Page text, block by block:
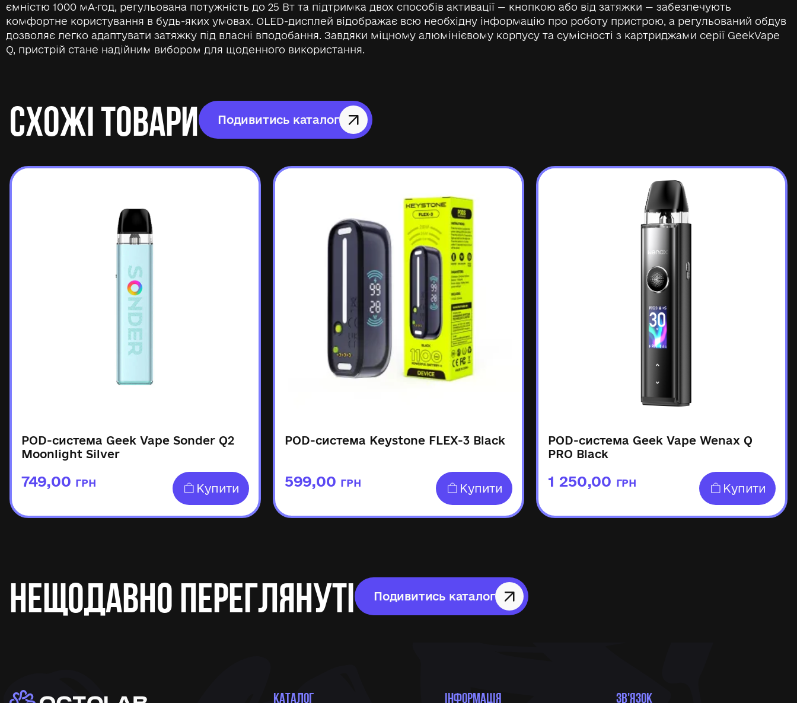
ємністю 1000 мА·год, регульована потужність до 25 Вт та підтримка двох способів активації — кнопкою або від затяжки — забезпечують
комфортне користування в будь-яких умовах. OLED-дисплей відображає всю необхідну інформацію про роботу пристрою, а регульований обдув
дозволяє легко адаптувати затяжку під власні вподобання. Завдяки міцному алюмінієвому корпусу та сумісності з картриджами серії GeekVape
Q, пристрій стане надійним вибором для щоденного використання.
СХОЖІ ТОВАРИ Подивитись каталог
POD-система Geek Vape Sonder Q2
Moonlight Silver
749,00 ГРН Купити
POD-система Keystone FLEX-3 Black
599,00 ГРН Купити
POD-система Geek Vape Wenax Q
PRO Black
1 250,00 ГРН Купити
Нещодавно переглянуті Подивитись каталог
КАТАЛОГ ІНФОРМАЦІЯ ЗВ'ЯЗОК